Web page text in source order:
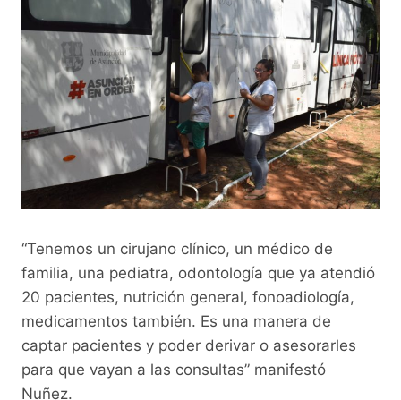
“Tenemos un cirujano clínico, un médico de
familia, una pediatra, odontología que ya atendió
20 pacientes, nutrición general, fonoadiología,
medicamentos también. Es una manera de
captar pacientes y poder derivar o asesorarles
para que vayan a las consultas” manifestó
Nuñez.